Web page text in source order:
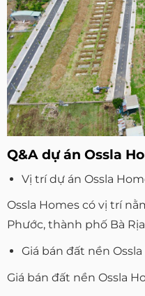
Q&A dự án Ossla
Vị trí dự án Ossla
Ossla Homes có vị trí
Phước, thành phố Bà
Giá bán đất nền
Giá bán đất nền Ossla